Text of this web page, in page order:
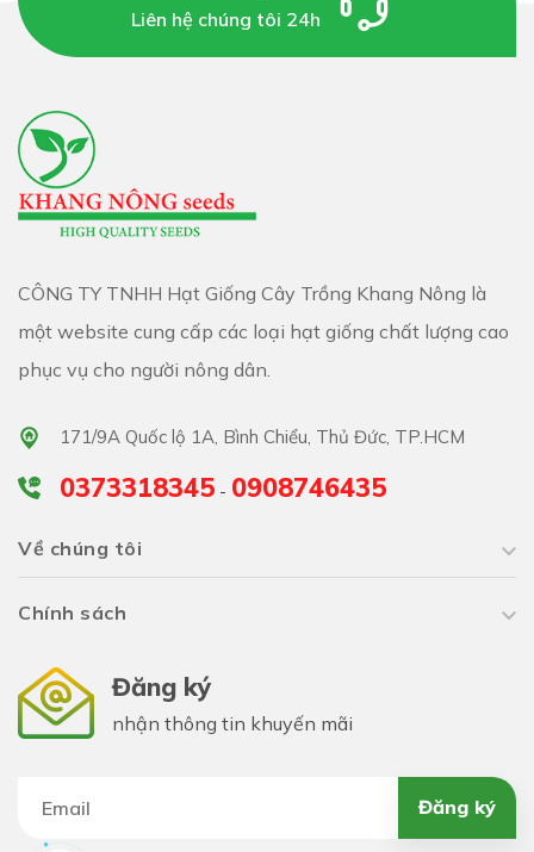
Liên hệ chúng tôi 24h
CÔNG TY TNHH Hạt Giống Cây Trồng Khang Nông là
một website cung cấp các loại hạt giống chất lượng cao
phục vụ cho người nông dân.
171/9A Quốc lộ 1A, Bình Chiểu, Thủ Đức, TP.HCM
0373318345 - 0908746435
Về chúng tôi
Chính sách
Đăng ký
nhận thông tin khuyến mãi
Đăng ký